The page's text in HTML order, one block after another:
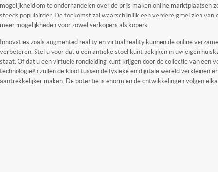
mogelijkheid om te onderhandelen over de prijs maken online marktplaatsen
steeds populairder. De toekomst zal waarschijnlijk een verdere groei zien
meer mogelijkheden voor zowel verkopers als kopers.
Innovaties zoals augmented reality en virtual reality kunnen de online
verbeteren. Stel u voor dat u een antieke stoel kunt bekijken in uw eigen
staat. Of dat u een virtuele rondleiding kunt krijgen door de collectie van een
technologieën zullen de kloof tussen de fysieke en digitale wereld verkleinen
aantrekkelijker maken. De potentie is enorm en de ontwikkelingen volgen